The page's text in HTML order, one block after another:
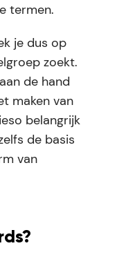
termen.
je dus op
zoekt.
de hand
maken van
belangrijk
de basis
van